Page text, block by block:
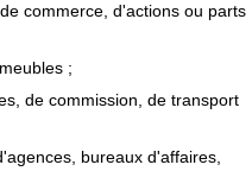
commerce, d'actions ou parts
;
de commission, de transport
bureaux d'affaires,